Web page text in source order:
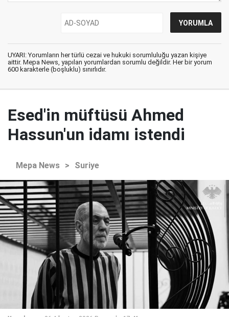
UYARI: Yorumların her türlü cezai ve hukuki sorumluluğu yazan kişiye
aittir. Mepa News, yapılan yorumlardan sorumlu değildir. Her bir yorum
600 karakterle (boşluklu) sınırlıdır.
Esed'in müftüsü Ahmed
Hassun'un idamı istendi
Mepa News > Suriye